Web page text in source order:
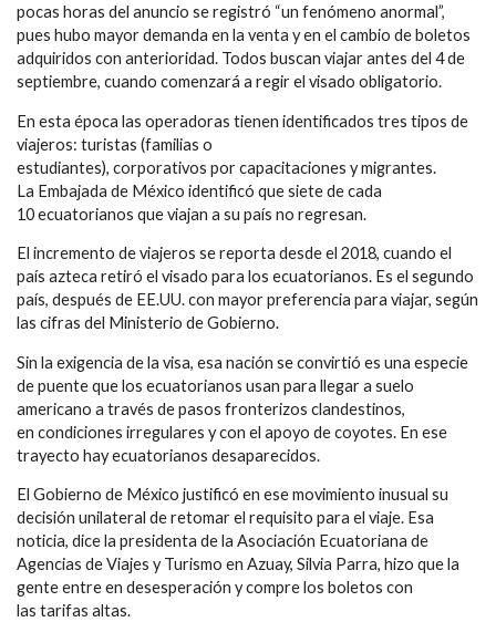
pocas horas del anuncio se registró “un fenómeno anormal”,
pues hubo mayor demanda en la venta y en el cambio de boletos
adquiridos con anterioridad. Todos buscan viajar antes del 4 de
septiembre, cuando comenzará a regir el visado obligatorio.
En esta época las operadoras tienen identificados tres tipos de
viajeros: turistas (familias o
estudiantes), corporativos por capacitaciones y migrantes.
La Embajada de México identificó que siete de cada
10 ecuatorianos que viajan a su país no regresan.
El incremento de viajeros se reporta desde el 2018, cuando el
país azteca retiró el visado para los ecuatorianos. Es el segundo
país, después de EE.UU. con mayor preferencia para viajar, según
las cifras del Ministerio de Gobierno.
Sin la exigencia de la visa, esa nación se convirtió es una especie
de puente que los ecuatorianos usan para llegar a suelo
americano a través de pasos fronterizos clandestinos,
en condiciones irregulares y con el apoyo de coyotes. En ese
trayecto hay ecuatorianos desaparecidos.
El Gobierno de México justificó en ese movimiento inusual su
decisión unilateral de retomar el requisito para el viaje. Esa
noticia, dice la presidenta de la Asociación Ecuatoriana de
Agencias de Viajes y Turismo en Azuay, Silvia Parra, hizo que la
gente entre en desesperación y compre los boletos con
las tarifas altas.